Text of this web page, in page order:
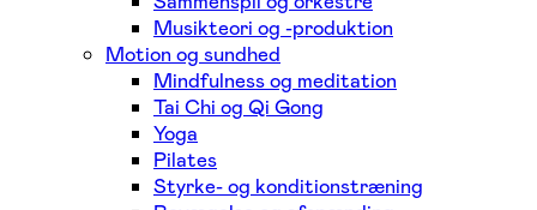
Musikteori og -produktion
Motion og sundhed
Mindfulness og meditation
Tai Chi og Qi Gong
Yoga
Pilates
Styrke- og konditionstræning